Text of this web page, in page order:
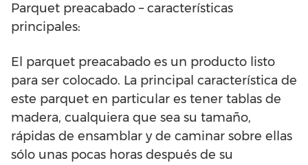
Parquet preacabado – características
principales:
El parquet preacabado es un producto listo
para ser colocado. La principal característica de
este parquet en particular es tener tablas de
madera, cualquiera que sea su tamaño,
rápidas de ensamblar y de caminar sobre ellas
sólo unas pocas horas después de su